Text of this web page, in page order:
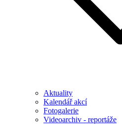
Aktuality
Kalendář akcí
Fotogalerie
Videoarchiv - reportáže